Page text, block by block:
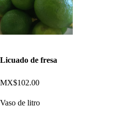
Licuado de fresa
MX$102.00
Vaso de litro